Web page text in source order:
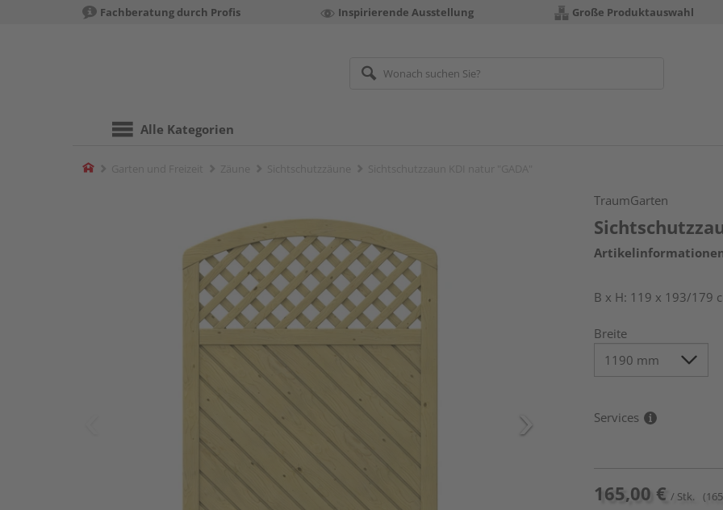
Fachberatung durch Profis Inspirierende Ausstellung Große Produktauswahl
Alle Kategorien
Home
TraumGarten
B x H: 119 x 193/179
Breite
Services
165,00 € / Stk.